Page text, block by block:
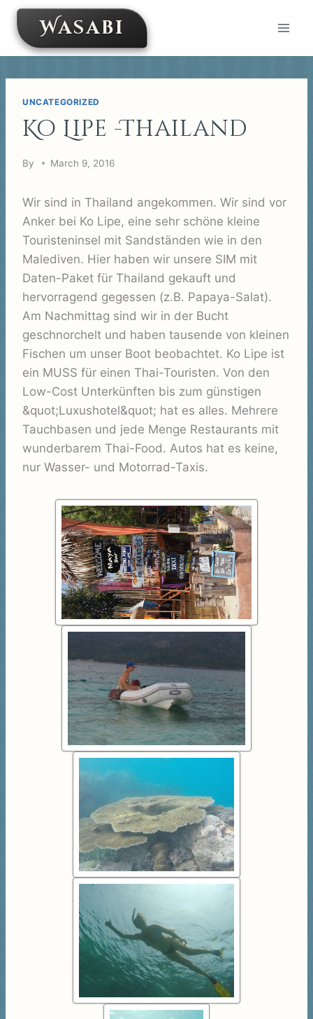
Skip
content
Wasabi
UNCATEGORIZED
Ko Lipe -Thailand
By March 9, 2016
Wir sind in Thailand angekommen. Wir sind vor
Anker bei Ko Lipe, eine sehr schöne kleine
Touristeninsel mit Sandständen wie in den
Malediven. Hier haben wir unsere SIM mit
Daten-Paket für Thailand gekauft und
hervorragend gegessen (z.B. Papaya-Salat).
Am Nachmittag sind wir in der Bucht
geschnorchelt und haben tausende von kleinen
Fischen um unser Boot beobachtet. Ko Lipe ist
ein MUSS für einen Thai-Touristen. Von den
Low-Cost Unterkünften bis zum günstigen
&quot;Luxushotel&quot; hat es alles. Mehrere
Tauchbasen und jede Menge Restaurants mit
wunderbarem Thai-Food. Autos hat es keine,
nur Wasser- und Motorrad-Taxis.